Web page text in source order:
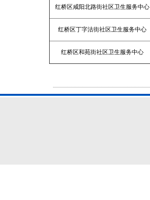
红桥区咸阳北路街社区卫生服务中心
红桥区丁字沽街社区卫生服务中心
红桥区和苑街社区卫生服务中心